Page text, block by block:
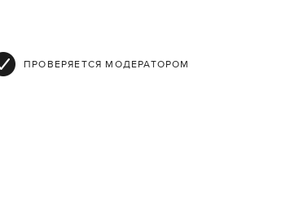
ПРОВЕРЯЕТСЯ МОДЕРАТОРОМ